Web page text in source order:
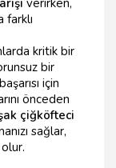
kritik bir
bir
için
önceden
çiğköfteci
sağlar,